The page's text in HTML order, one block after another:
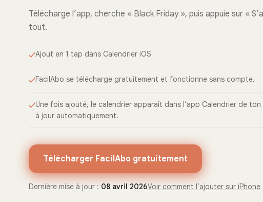
Télécharge l’app, cherche « Black Friday », puis appuie sur «
tout.
Ajout en 1 tap dans Calendrier iOS
FacilAbo se télécharge gratuitement et fonctionne sans compte.
Une fois ajouté, le calendrier apparaît dans l’app Calendrier de ton
à jour automatiquement.
Télécharger FacilAbo gratuitement
Dernière mise à jour : 08 avril 2026Voir comment l’ajouter sur iPhone